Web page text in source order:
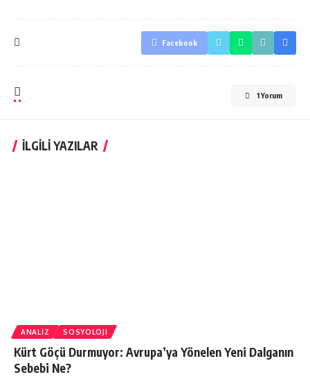
Facebook
1 Yorum
İLGİLİ YAZILAR
ANALIZ SOSYOLOJI
Kürt Göçü Durmuyor: Avrupa’ya Yönelen Yeni Dalganın
Sebebi Ne?